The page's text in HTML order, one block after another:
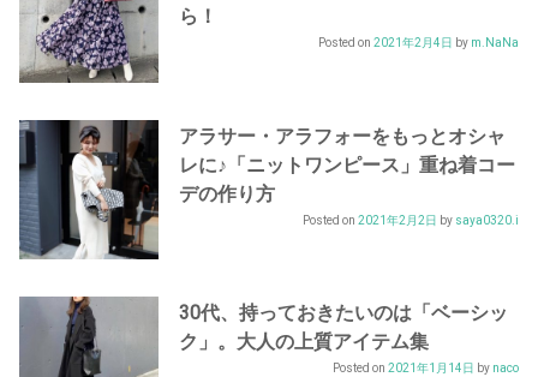
ら！
Posted on 2021年2月4日 by m.NaNa
アラサー・アラフォーをもっとオシャ
レに♪「ニットワンピース」重ね着コー
デの作り方
Posted on 2021年2月2日 by saya0320.i
30代、持っておきたいのは「ベーシッ
ク」。大人の上質アイテム集
Posted on 2021年1月14日 by naco